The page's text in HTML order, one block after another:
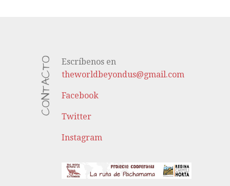
CONTACTO
Escríbenos en
theworldbeyondus@gmail.com
Facebook
Twitter
Instagram